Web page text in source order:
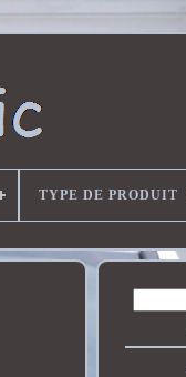
TYPE DE PRODUIT